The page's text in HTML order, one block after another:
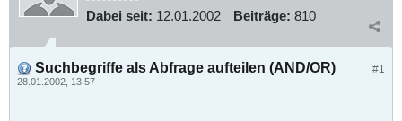
Dabei seit: 12.01.2002 Beiträge: 810
#1
Suchbegriffe als Abfrage aufteilen (AND/OR)
28.01.2002, 13:57